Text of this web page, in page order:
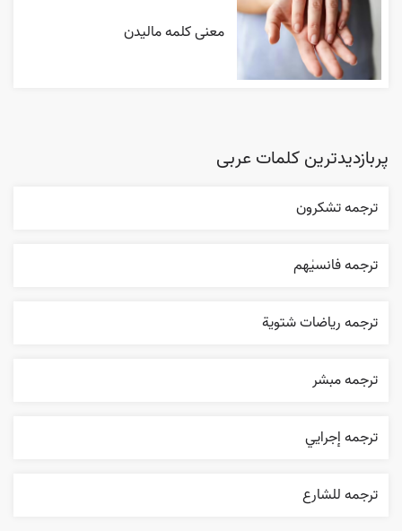
معنی کلمه مالیدن
پربازدیدترین کلمات عربی
ترجمه تشکرون
ترجمه فانسیٰهم
ترجمه رياضات شتوية
ترجمه مبشر
ترجمه إجرایي
ترجمه للشارع